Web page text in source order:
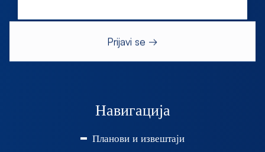
Навигација
Планови и извештаји